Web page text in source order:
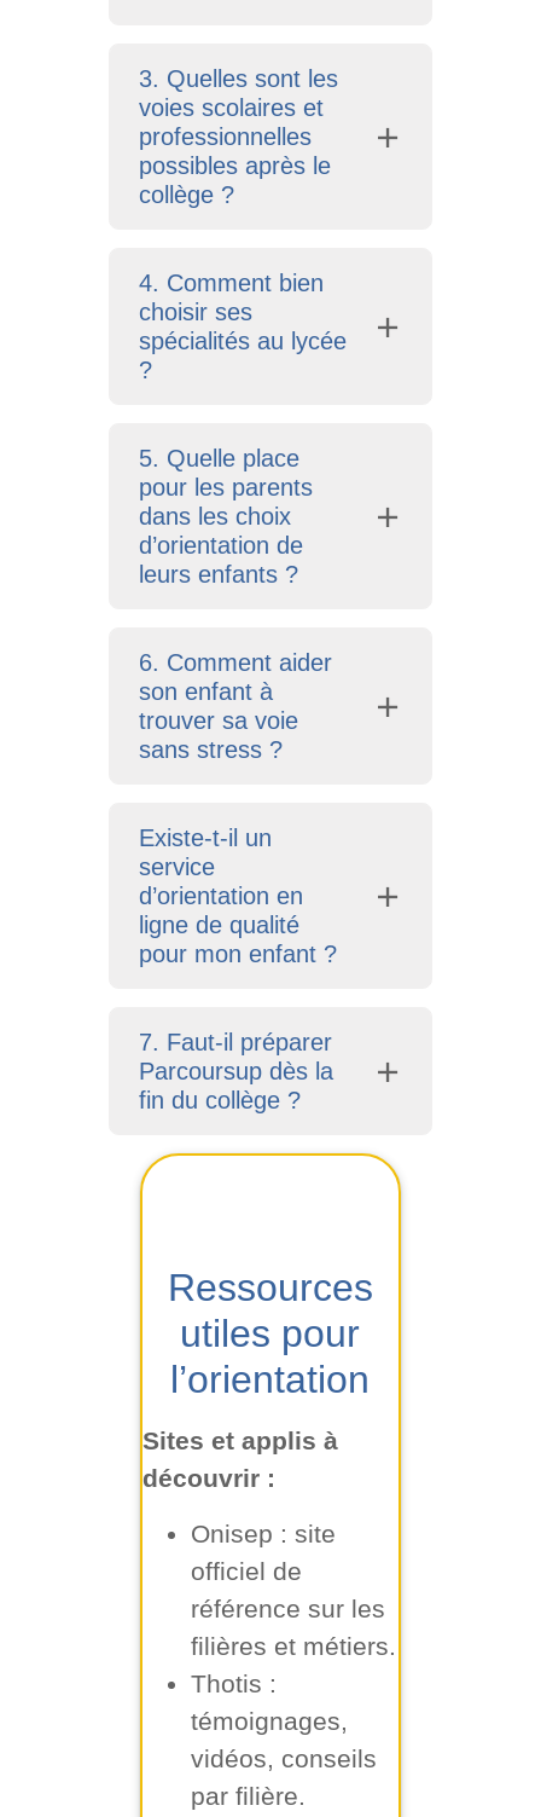
3. Quelles sont les
voies scolaires et
professionnelles
possibles après le
collège ?
4. Comment bien
choisir ses
spécialités au lycée
?
5. Quelle place
pour les parents
dans les choix
d’orientation de
leurs enfants ?
6. Comment aider
son enfant à
trouver sa voie
sans stress ?
Existe-t-il un
service
d’orientation en
ligne de qualité
pour mon enfant ?
7. Faut-il préparer
Parcoursup dès la
fin du collège ?
Ressources
utiles pour
l’orientation
Sites et applis à
découvrir :
Onisep : site
officiel de
référence sur les
filières et métiers.
Thotis :
témoignages,
vidéos, conseils
par filière.